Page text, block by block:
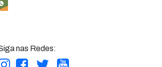
nas Redes: